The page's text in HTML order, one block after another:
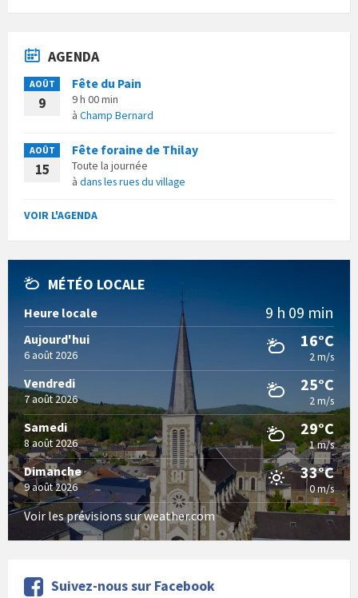
AGENDA
AOÛT
9
Fête du Pain
9 h 00 min
à Champ Bernard
AOÛT
15
Fête foraine de Thilay
Toute la journée
à dans les rues du village
VOIR L'AGENDA
MÉTÉO LOCALE
Heure locale 9 h 09 min
Aujourd'hui
6 août 2026
16°C
2 m/s
Vendredi
7 août 2026
25°C
2 m/s
Samedi
8 août 2026
29°C
1 m/s
Dimanche
9 août 2026
33°C
0 m/s
Voir les prévisions sur weather.com
Suivez-nous sur Facebook